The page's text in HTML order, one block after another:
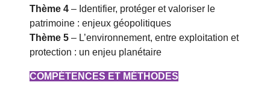
Thème 4 – Identifier, protéger et valoriser le
patrimoine : enjeux géopolitiques
Thème 5 – L’environnement, entre exploitation et
protection : un enjeu planétaire
COMPÉTENCES ET MÉTHODES